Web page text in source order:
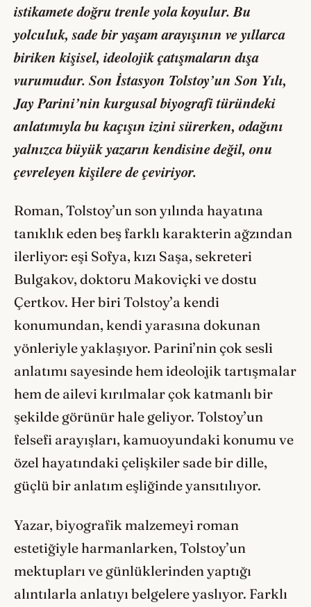
istikamete doğru trenle yola koyulur. Bu
yolculuk, sade bir yaşam arayışının ve yıllarca
biriken kişisel, ideolojik çatışmaların dışa
vurumudur. Son İstasyon Tolstoy’un Son Yılı,
Jay Parini’nin kurgusal biyografi türündeki
anlatımıyla bu kaçışın izini sürerken, odağını
yalnızca büyük yazarın kendisine değil, onu
çevreleyen kişilere de çeviriyor.
Roman, Tolstoy’un son yılında hayatına
tanıklık eden beş farklı karakterin ağzından
ilerliyor: eşi Sofya, kızı Saşa, sekreteri
Bulgakov, doktoru Makoviçki ve dostu
Çertkov. Her biri Tolstoy’a kendi
konumundan, kendi yarasına dokunan
yönleriyle yaklaşıyor. Parini’nin çok sesli
anlatımı sayesinde hem ideolojik tartışmalar
hem de ailevi kırılmalar çok katmanlı bir
şekilde görünür hale geliyor. Tolstoy’un
felsefi arayışları, kamuoyundaki konumu ve
özel hayatındaki çelişkiler sade bir dille,
güçlü bir anlatım eşliğinde yansıtılıyor.
Yazar, biyografik malzemeyi roman
estetiğiyle harmanlarken, Tolstoy’un
mektupları ve günlüklerinden yaptığı
alıntılarla anlatıyı belgelere yaslıyor. Farklı